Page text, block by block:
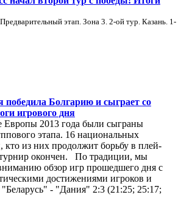
этап. Зона 3. 2-ой тур. Казань. 1-
победила Болгарию и сыграет со
игрового дня
Европы 2013 года были сыграны
этапа. 16 национальных
кто из них продолжит борьбу в плей-
турнир окончен. По традиции, мы
обзор игр прошедшего дня с
достижениями игроков и
- "Дания" 2:3 (21:25; 25:17;